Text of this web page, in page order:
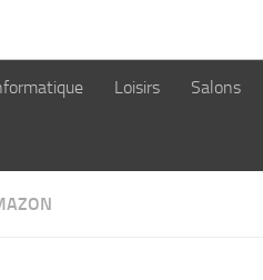
Loisirs Salons